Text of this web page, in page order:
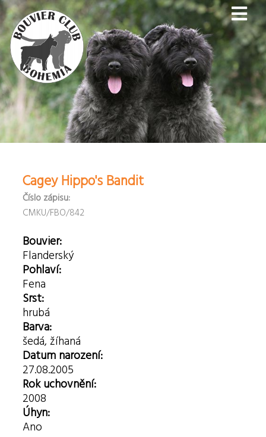
Cagey Hippo's Bandit
Číslo zápisu:
CMKU/FBO/842
Bouvier:
Flanderský
Pohlaví:
Fena
Srst:
hrubá
Barva:
šedá, žíhaná
Datum narození:
27.08.2005
Rok uchovnění:
2008
Úhyn:
Ano